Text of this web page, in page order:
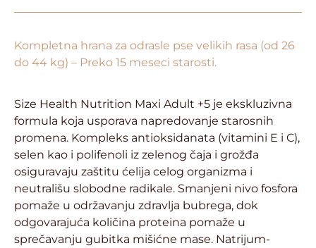
Kompletna hrana za odrasle pse velikih rasa (od 26
do 44 kg) – Preko 15 meseci starosti.
Size Health Nutrition Maxi Adult +5 je ekskluzivna
formula koja usporava napredovanje starosnih
promena. Kompleks antioksidanata (vitamini E i C),
selen kao i polifenoli iz zelenog čaja i grožđa
osiguravaju zaštitu ćelija celog organizma i
neutrališu slobodne radikale. Smanjeni nivo fosfora
pomaže u održavanju zdravlja bubrega, dok
odgovarajuća količina proteina pomaže u
sprečavanju gubitka mišićne mase. Natrijum-